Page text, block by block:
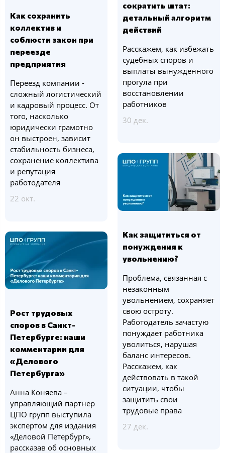
сократить штат:
детальный алгоритм
действий
Расскажем, как избежать
судебных споров и
выплаты вынужденного
прогула при
восстановлении
работников
30 дек.
Как сохранить
коллектив и
соблюсти закон при
переезде
предприятия
Переезд компании -
сложный логистический
и кадровый процесс. От
того, насколько
юридически грамотно
он выстроен, зависит
стабильность бизнеса,
сохранение коллектива
и репутация
работодателя
22 окт.
Как защититься от
понуждения к
увольнению?
Проблема, связанная с
незаконным
увольнением, сохраняет
свою остроту.
Работодатель зачастую
понуждает работника
уволиться, нарушая
баланс интересов.
Расскажем, как
действовать в такой
ситуации, чтобы
защитить свои
трудовые права
27 дек.
Рост трудовых
споров в Санкт-
Петербурге: наши
комментарии для
«Делового
Петербурга»
Анна Коняева –
управляющий партнер
ЦПО групп выступила
экспертом для издания
«Деловой Петербург»,
рассказав об основных